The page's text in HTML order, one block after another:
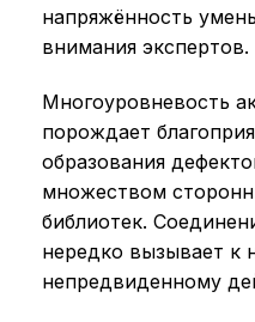
напряжённость
внимания экспертов.
Многоуровневость
порождает
образования
множеством
библиотек.
нередко вызывает к
непредвиденному